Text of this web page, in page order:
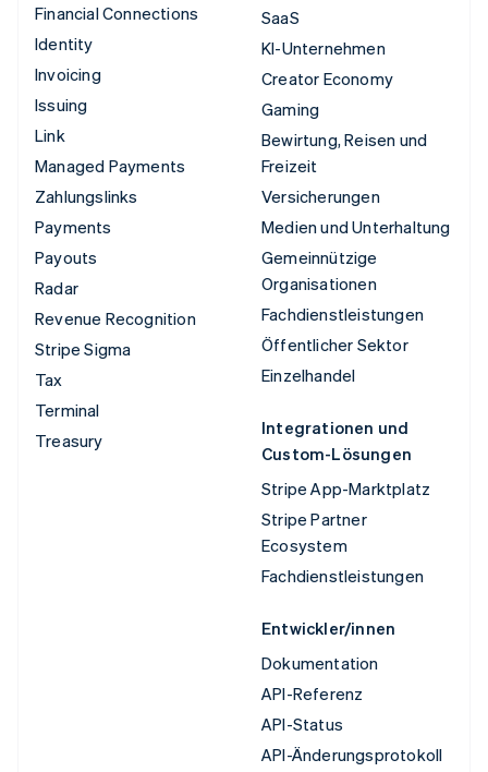
Financial Connections
Identity
Invoicing
Issuing
Link
Managed Payments
Zahlungslinks
Payments
Payouts
Radar
Revenue Recognition
Stripe Sigma
Tax
Terminal
Treasury
SaaS
KI-Unternehmen
Creator Economy
Gaming
Bewirtung, Reisen und
Freizeit
Versicherungen
Medien und Unterhaltung
Gemeinnützige
Organisationen
Fachdienstleistungen
Öffentlicher Sektor
Einzelhandel
Integrationen und
Custom-Lösungen
Stripe App-Marktplatz
Stripe Partner
Ecosystem
Fachdienstleistungen
Entwickler/innen
Dokumentation
API-Referenz
API-Status
API-Änderungsprotokoll